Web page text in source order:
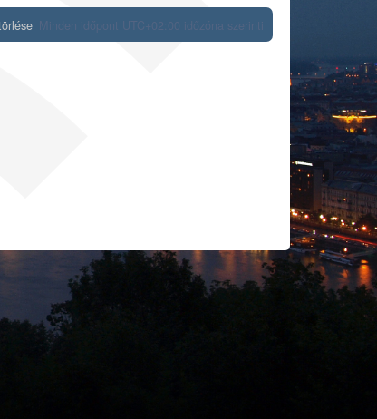
Minden időpont UTC+02:00 időzóna szerinti